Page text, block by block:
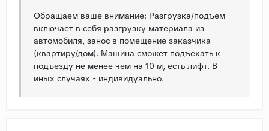
Обращаем ваше внимание: Разгрузка/подъем
включает в себя разгрузку материала из
автомобиля, занос в помещение заказчика
(квартиру/дом). Машина сможет подъехать к
подъезду не менее чем на 10 м, есть лифт. В
иных случаях - индивидуально.